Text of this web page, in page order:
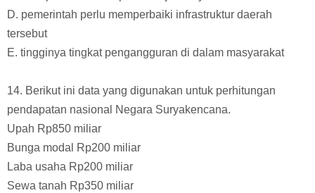
D. pemerintah perlu memperbaiki infrastruktur daerah
tersebut
E. tingginya tingkat pengangguran di dalam masyarakat
14. Berikut ini data yang digunakan untuk perhitungan
pendapatan nasional Negara Suryakencana.
Upah Rp850 miliar
Bunga modal Rp200 miliar
Laba usaha Rp200 miliar
Sewa tanah Rp350 miliar